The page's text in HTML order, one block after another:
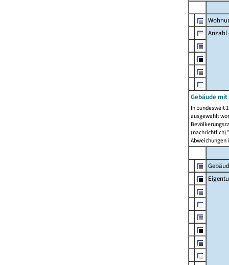
Anzahl
Gebäude
In bundesweit
ausgewählt
Abweichungen